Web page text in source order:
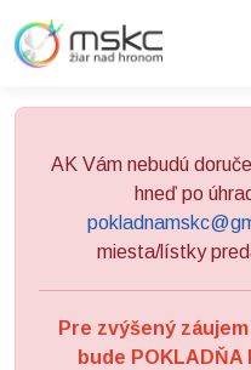
AK Vám nebudú
hneď po
miesta/lístky
Pre zvýšený
bude POKLADŇA